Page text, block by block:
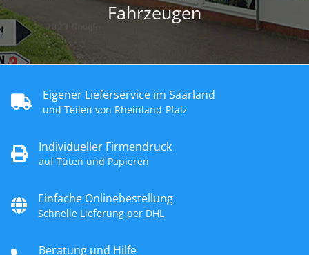
Fahrzeugen
Eigener Lieferservice im Saarland
und Teilen von Rheinland-Pfalz
Individueller Firmendruck
auf Tüten und Papieren
Einfache Onlinebestellung
Schnelle Lieferung per DHL
Beratung und Hilfe